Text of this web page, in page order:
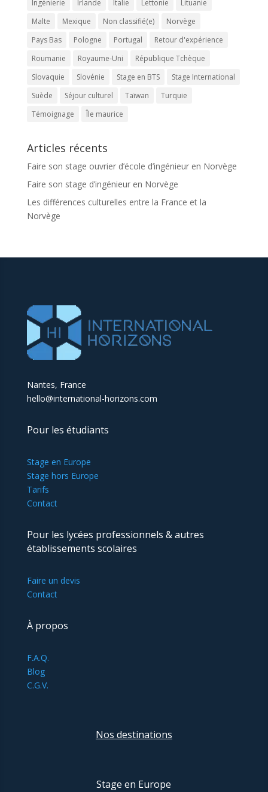
Ingénierie Irlande Italie Lettonie
Lituanie
Malte
Mexique Non classifié(e)
Norvège
Pays Bas
Pologne Portugal
Retour d'expérience
Roumanie
Royaume-Uni
République Tchèque
Slovaquie
Slovénie Stage en BTS
Stage International
Suède
Séjour culturel Taïwan
Turquie
Témoignage
Île maurice
Articles récents
Faire son stage ouvrier d’école d’ingénieur en Norvège
Faire son stage d’ingénieur en Norvège
Les différences culturelles entre la France et la
Norvège
Nantes, France
hello@international-horizons.com
Pour les étudiants
Stage en Europe
Stage hors Europe
Tarifs
Contact
Pour les lycées professionnels & autres
établissements scolaires
Faire un devis
Contact
À propos
F.A.Q.
Blog
C.G.V.
Nos destinations
Stage en Europe